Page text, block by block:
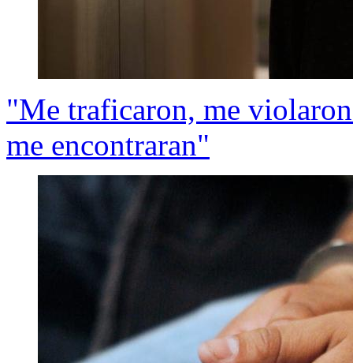
"Me traficaron, me
me encontraran"